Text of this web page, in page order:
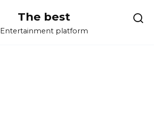
The best
Entertainment platform